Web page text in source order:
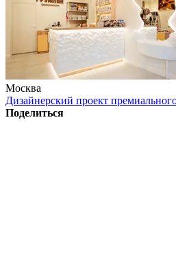
Москва
Дизайнерский проект
Поделиться